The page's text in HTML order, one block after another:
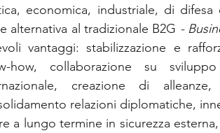
economica, industriale, di
alternativa al tradizionale B2G -
vantaggi: stabilizzazione e
how, collaborazione su
creazione di
relazioni diplomatiche,
a lungo termine in sicurezza